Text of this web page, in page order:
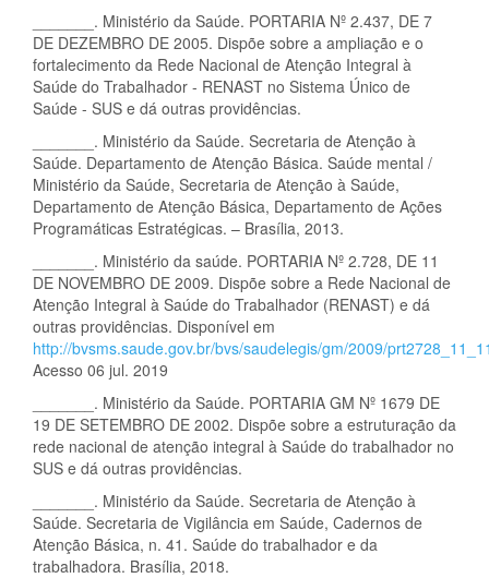
_______. Ministério da Saúde. PORTARIA Nº 2.437, DE 7
DE DEZEMBRO DE 2005. Dispõe sobre a ampliação e o
fortalecimento da Rede Nacional de Atenção Integral à
Saúde do Trabalhador - RENAST no Sistema Único de
Saúde - SUS e dá outras providências.
_______. Ministério da Saúde. Secretaria de Atenção à
Saúde. Departamento de Atenção Básica. Saúde mental /
Ministério da Saúde, Secretaria de Atenção à Saúde,
Departamento de Atenção Básica, Departamento de Ações
Programáticas Estratégicas. – Brasília, 2013.
_______. Ministério da saúde. PORTARIA Nº 2.728, DE 11
DE NOVEMBRO DE 2009. Dispõe sobre a Rede Nacional de
Atenção Integral à Saúde do Trabalhador (RENAST) e dá
outras providências. Disponível em
http://bvsms.saude.gov.br/bvs/saudelegis/gm/2009/
Acesso 06 jul. 2019
_______. Ministério da Saúde. PORTARIA GM Nº 1679 DE
19 DE SETEMBRO DE 2002. Dispõe sobre a estruturação da
rede nacional de atenção integral à Saúde do trabalhador no
SUS e dá outras providências.
_______. Ministério da Saúde. Secretaria de Atenção à
Saúde. Secretaria de Vigilância em Saúde, Cadernos de
Atenção Básica, n. 41. Saúde do trabalhador e da
trabalhadora. Brasília, 2018.